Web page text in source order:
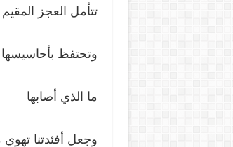
تتأمل العجز
وتحتفظ بأحاسيسها
ما الذي أصابها
وجعل أفئدتنا